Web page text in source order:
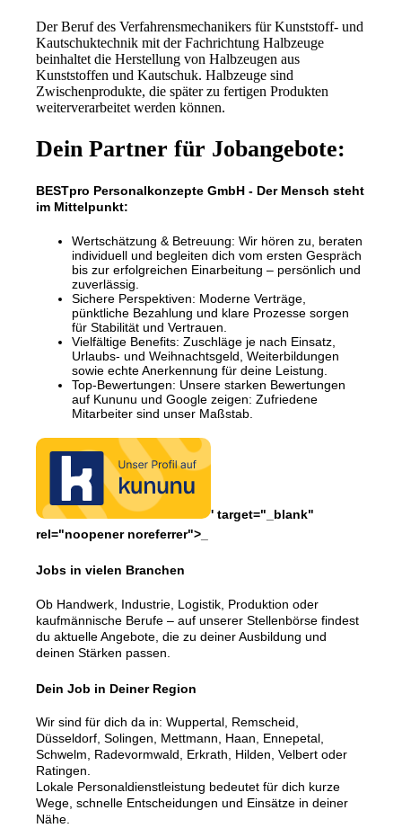
Der Beruf des Verfahrensmechanikers für Kunststoff- und
Kautschuktechnik mit der Fachrichtung Halbzeuge
beinhaltet die Herstellung von Halbzeugen aus
Kunststoffen und Kautschuk. Halbzeuge sind
Zwischenprodukte, die später zu fertigen Produkten
weiterverarbeitet werden können.
Dein Partner für Jobangebote:
BESTpro Personalkonzepte GmbH - Der Mensch steht
im Mittelpunkt:
Wertschätzung & Betreuung: Wir hören zu, beraten
individuell und begleiten dich vom ersten Gespräch
bis zur erfolgreichen Einarbeitung – persönlich und
zuverlässig.
Sichere Perspektiven: Moderne Verträge,
pünktliche Bezahlung und klare Prozesse sorgen
für Stabilität und Vertrauen.
Vielfältige Benefits: Zuschläge je nach Einsatz,
Urlaubs- und Weihnachtsgeld, Weiterbildungen
sowie echte Anerkennung für deine Leistung.
Top-Bewertungen: Unsere starken Bewertungen
auf Kununu und Google zeigen: Zufriedene
Mitarbeiter sind unser Maßstab.
' target="_blank"
rel="noopener noreferrer">_
Jobs in vielen Branchen
Ob Handwerk, Industrie, Logistik, Produktion oder
kaufmännische Berufe – auf unserer Stellenbörse findest
du aktuelle Angebote, die zu deiner Ausbildung und
deinen Stärken passen.
Dein Job in Deiner Region
Wir sind für dich da in: Wuppertal, Remscheid,
Düsseldorf, Solingen, Mettmann, Haan, Ennepetal,
Schwelm, Radevormwald, Erkrath, Hilden, Velbert oder
Ratingen.
Lokale Personaldienstleistung bedeutet für dich kurze
Wege, schnelle Entscheidungen und Einsätze in deiner
Nähe.